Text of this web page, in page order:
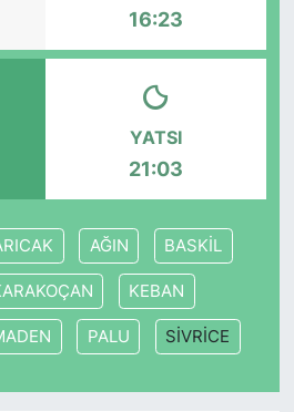
16:23
YATSI
21:03
AĞIN BASKİL
KEBAN
PALU SİVRİCE
GÜNDEMİ